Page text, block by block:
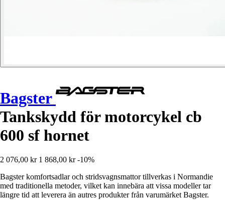
Bagster
Tankskydd för motorcykel cb
600 sf hornet
2 076,00 kr 1 868,00 kr -10%
Bagster komfortsadlar och stridsvagnsmattor tillverkas i Normandie
med traditionella metoder, vilket kan innebära att vissa modeller tar
längre tid att leverera än autres produkter från varumärket Bagster.